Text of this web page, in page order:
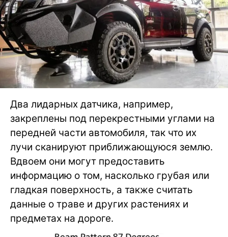
Два лидарных датчика, например,
закреплены под перекрестными углами на
передней части автомобиля, так что их
лучи сканируют приближающуюся землю.
Вдвоем они могут предоставить
информацию о том, насколько грубая или
гладкая поверхность, а также считать
данные о траве и других растениях и
предметах на дороге.